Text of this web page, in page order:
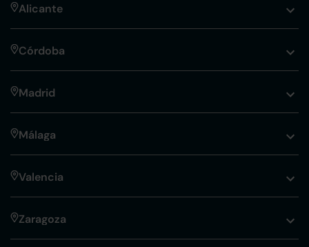
Alicante
Córdoba
Madrid
Málaga
Valencia
Zaragoza